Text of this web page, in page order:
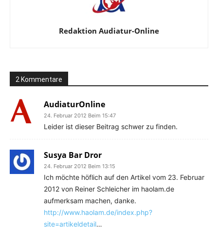
Redaktion Audiatur-Online
2 Kommentare
AudiaturOnline
24. Februar 2012 Beim 15:47
Leider ist dieser Beitrag schwer zu finden.
Susya Bar Dror
24. Februar 2012 Beim 13:15
Ich möchte höflich auf den Artikel vom 23. Februar
2012 von Reiner Schleicher im haolam.de
aufmerksam machen, danke.
http://www.haolam.de/index.php?
site=artikeldetail…